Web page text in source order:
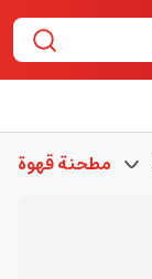
مطحنة قهوة